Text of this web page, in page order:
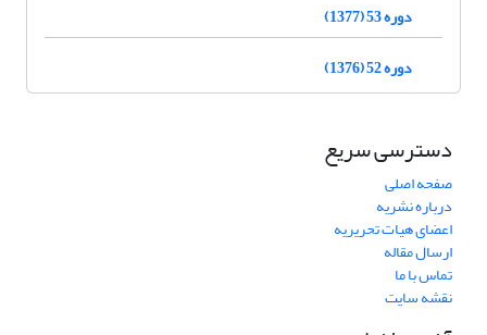
دوره 53 (1377)
دوره 52 (1376)
دسترسی سریع
صفحه اصلی
درباره نشریه
اعضای هیات تحریریه
ارسال مقاله
تماس با ما
نقشه سایت